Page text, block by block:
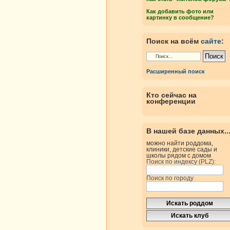
Как добавить фото или
картинку в сообщение?
Поиск на всём сайте:
Расширенный поиск
Кто сейчас на
конференции
В нашей базе данных...
можно найти роддома,
клиники, детские сады и
школы рядом с домом
Поиск по индексу (PLZ):
Поиск по городу